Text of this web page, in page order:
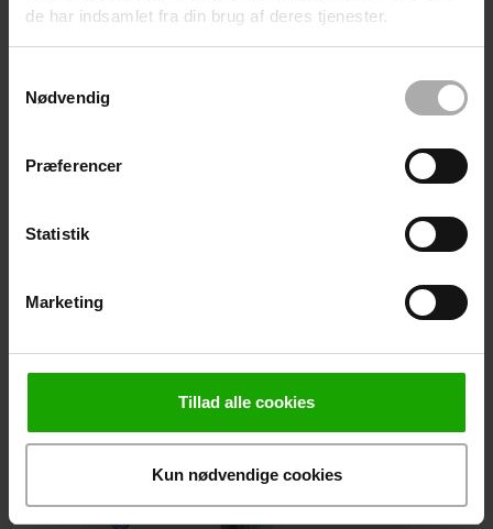
de har indsamlet fra din brug af deres tjenester.
Nødvendig
Præferencer
Statistik
Marketing
Tillad alle cookies
Kun nødvendige cookies